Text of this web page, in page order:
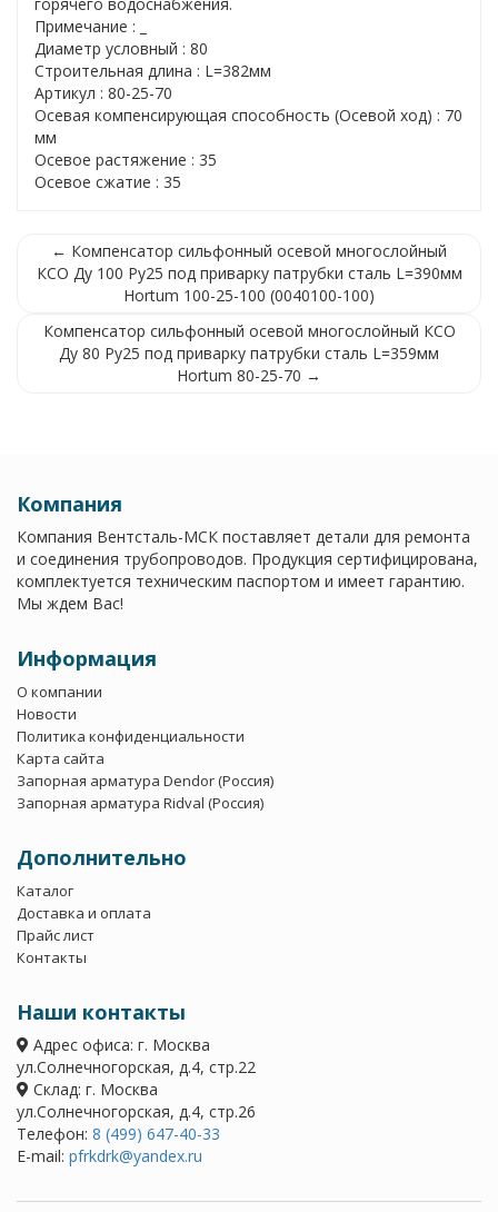
Примечание : _
Диаметр условный : 80
Строительная длина : L=382мм
Артикул : 80-25-70
Осевая компенсирующая способность (Осевой ход) : 70
мм
Осевое растяжение : 35
Осевое сжатие : 35
← Компенсатор сильфонный осевой многослойный
КСО Ду 100 Ру25 под приварку патрубки сталь L=390мм
Hortum 100-25-100 (0040100-100)
Компенсатор сильфонный осевой многослойный КСО
Ду 80 Ру25 под приварку патрубки сталь L=359мм
Hortum 80-25-70 →
Компания
Компания Вентсталь-МСК поставляет детали для ремонта
и соединения трубопроводов. Продукция сертифицирована,
комплектуется техническим паспортом и имеет гарантию.
Мы ждем Вас!
Информация
О компании
Новости
Политика конфиденциальности
Карта сайта
Запорная арматура Dendor (Россия)
Запорная арматура Ridval (Россия)
Дополнительно
Каталог
Доставка и оплата
Прайс лист
Контакты
Наши контакты
Адрес офиса: г. Москва
ул.Солнечногорская, д.4, стр.22
Склад: г. Москва
ул.Солнечногорская, д.4, стр.26
Телефон: 8 (499) 647-40-33
E-mail: pfrkdrk@yandex.ru